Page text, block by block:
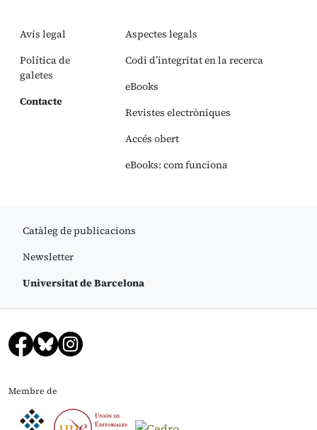
Avís legal
Política de
galetes
Contacte
Aspectes legals
Codi d’integritat en la recerca
eBooks
Revistes electròniques
Accés obert
eBooks: com funciona
Catàleg de publicacions
Newsletter
Universitat de Barcelona
Membre de